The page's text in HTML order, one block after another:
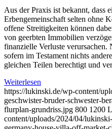
Aus der Praxis ist bekannt, dass
Erbengemeinschaft selten ohne
offene Streitigkeiten können
von geerbten Immobilien
finanzielle Verluste verursachen.
sofern im Testament nichts
gleichen Teilen berechtigt und
Weiterlesen
https://lukinski.de/wp-content/
geschwister-bruder-schwester-
flurplan-grundriss.jpg 800 1200
content/uploads/2024/04/